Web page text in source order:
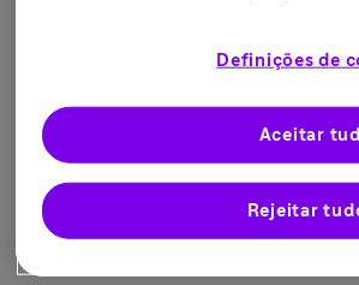
em saúde são grandes barreiras
ensaios clínicos, mas estamos
pacientes e médicos que
diversas e investir em educação e
a relevância desses estudos para
Definições de
Rejeitar
Aceitar